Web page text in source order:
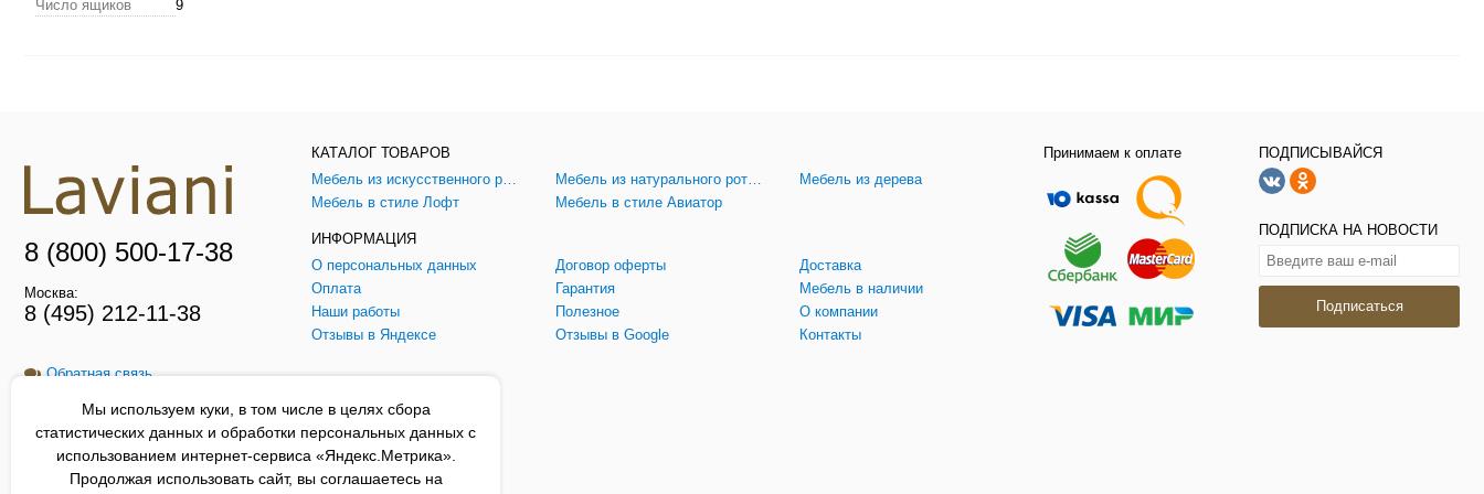
Число ящиков 9
Мы используем куки, в том числе в целях сбора
статистических данных и обработки персональных данных с
использованием интернет-сервиса «Яндекс.Метрика».
Продолжая использовать сайт, вы соглашаетесь на
8 (800) 500-17-38
Москва:
8 (495) 212-11-38
Обратная связь
Заказать звонок
КАТАЛОГ ТОВАРОВ
Мебель из натурального ротанга
Мебель из дерева
Мебель в стиле Лофт
Мебель в стиле Авиатор
ИНФОРМАЦИЯ
О персональных данных
Договор оферты
Доставка
Оплата
Гарантия
Мебель в наличии
Наши работы
Полезное
О компании
Отзывы в Яндексе
Отзывы в Google Контакты
Принимаем к оплате ПОДПИСЫВАЙСЯ
ПОДПИСКА НА НОВОСТИ
Подписаться